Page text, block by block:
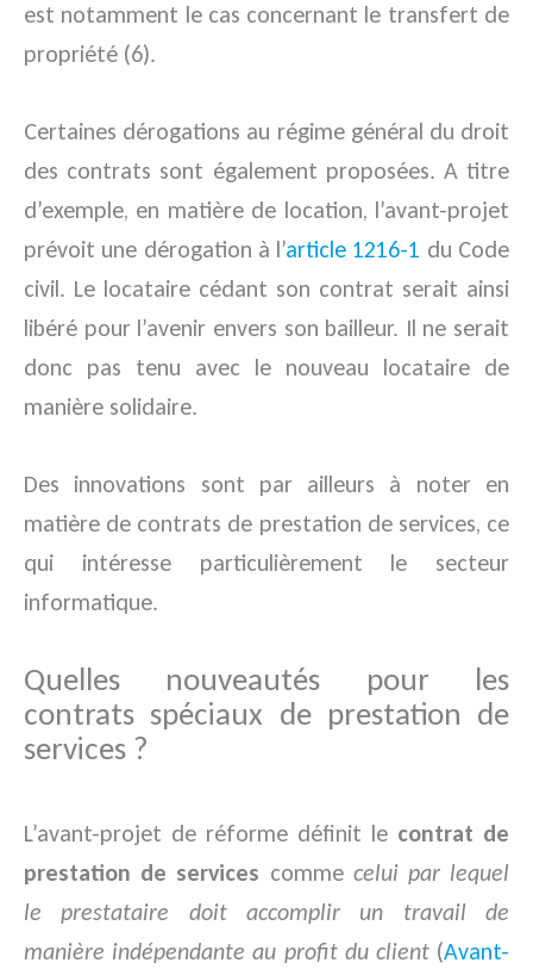
est notamment le cas concernant le transfert de
propriété (6).
Certaines dérogations au régime général du droit
des contrats sont également proposées. A titre
d’exemple, en matière de location, l’avant-projet
prévoit une dérogation à l’article 1216-1 du Code
civil. Le locataire cédant son contrat serait ainsi
libéré pour l’avenir envers son bailleur. Il ne serait
donc pas tenu avec le nouveau locataire de
manière solidaire.
Des innovations sont par ailleurs à noter en
matière de contrats de prestation de services, ce
qui intéresse particulièrement le secteur
informatique.
Quelles nouveautés pour les
contrats spéciaux de prestation de
services ?
L’avant-projet de réforme définit le contrat de
prestation de services comme celui par lequel
le prestataire doit accomplir un travail de
manière indépendante au profit du client(Avant-